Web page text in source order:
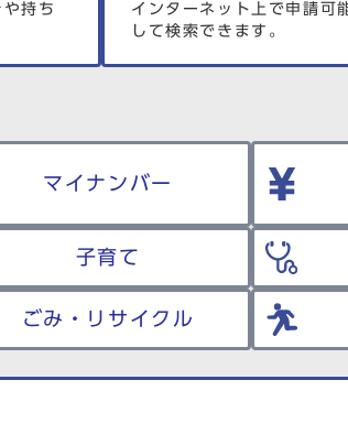
持ち
インターネット上で申請可
して検索できます。
マイナンバー
子育て
ごみ・リサイクル